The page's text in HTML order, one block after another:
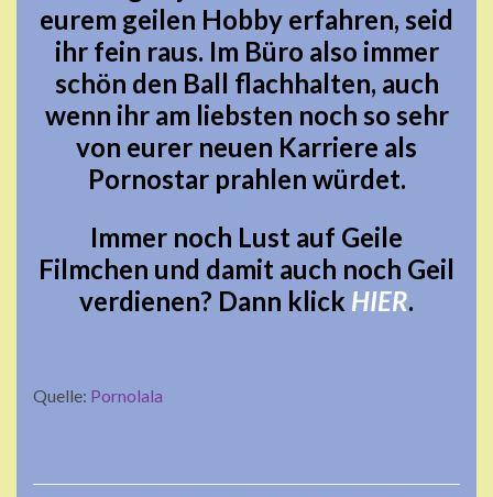
eurem geilen Hobby erfahren, seid
ihr fein raus. Im Büro also immer
schön den Ball flachhalten, auch
wenn ihr am liebsten noch so sehr
von eurer neuen Karriere als
Pornostar prahlen würdet.
Immer noch Lust auf Geile
Filmchen und damit auch noch Geil
verdienen? Dann klick HIER.
Quelle: Pornolala